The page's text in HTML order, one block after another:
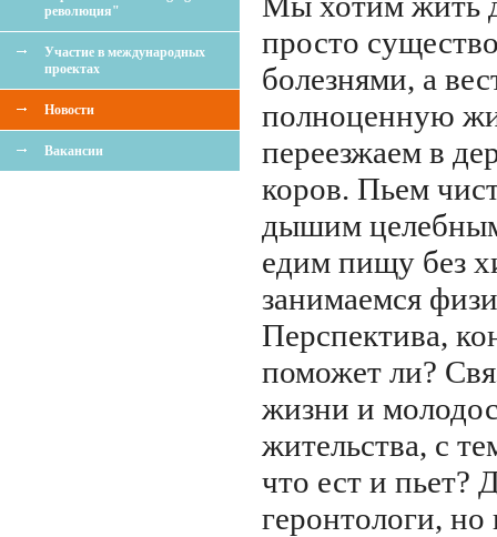
революция"
Участие в международных
проектах
Новости
Вакансии
просто
болезнями, а
полноценную
переезжаем в
коров. Пьем
дышим
едим пищу без
занимаемся
Перспектива,
поможет ли?
жизни и
жительства, с
что ест и пьет?
геронтологи, но